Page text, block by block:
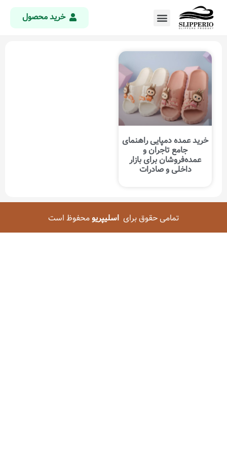
خرید محصول
خرید عمده دمپایی راهنمای
جامع تاجران و
عمده‌فروشان برای بازار
داخلی و صادرات
تمامی حقوق برایاسلیپریومحفوظ است